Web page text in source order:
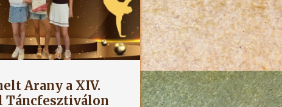
Arany a XIV.
Táncfesztiválon